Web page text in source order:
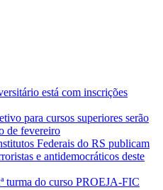
está com inscrições
para cursos superiores serão
de fevereiro
Federais do RS publicam
e antidemocráticos deste
turma do curso PROEJA-FIC